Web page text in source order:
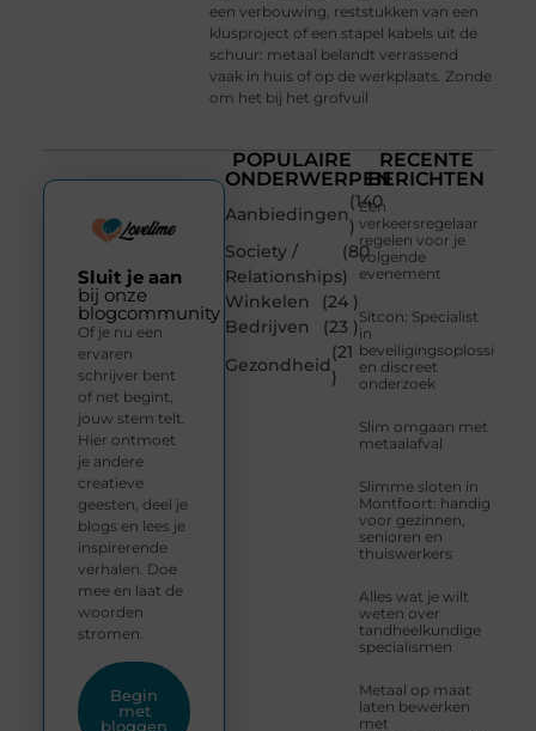
een verbouwing, reststukken van een
klusproject of een stapel kabels uit de
schuur: metaal belandt verrassend
vaak in huis of op de werkplaats. Zonde
om het bij het grofvuil
POPULAIRE
ONDERWERPEN
Aanbiedingen
(140
)
Society /
Relationships
(80
)
Winkelen
(24 )
Bedrijven
(23 )
Gezondheid
(21
)
RECENTE
BERICHTEN
Een
verkeersregelaar
regelen voor je
volgende
evenement
Sitcon: Specialist
in
beveiligingsoplossingen
en discreet
onderzoek
Slim omgaan met
metaalafval
Slimme sloten in
Montfoort: handig
voor gezinnen,
senioren en
thuiswerkers
Alles wat je wilt
weten over
tandheelkundige
specialismen
Metaal op maat
laten bewerken
met
Sluit je aan
bij onze
blogcommunity
Of je nu een
ervaren
schrijver bent
of net begint,
jouw stem telt.
Hier ontmoet
je andere
creatieve
geesten, deel je
blogs en lees je
inspirerende
verhalen. Doe
mee en laat de
woorden
stromen.
Begin
met
bloggen